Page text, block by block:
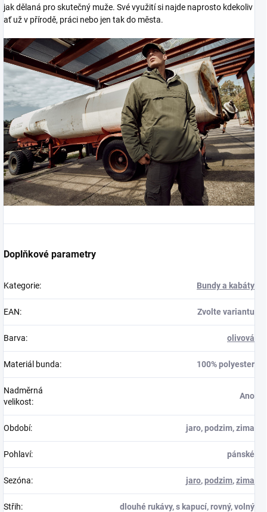
jak dělaná pro skutečný muže. Své využití si najde naprosto kdekoliv
ať už v přírodě, práci nebo jen tak do města.
Doplňkové parametry
Kategorie: Bundy a kabáty
EAN: Zvolte variantu
Barva: olivová
Materiál bunda: 100% polyester
Nadměrná
velikost:
Ano
Období: jaro, podzim, zima
Pohlaví: pánské
Sezóna: jaro,podzim,zima
Střih: dlouhé rukávy, s kapucí, rovný, volný